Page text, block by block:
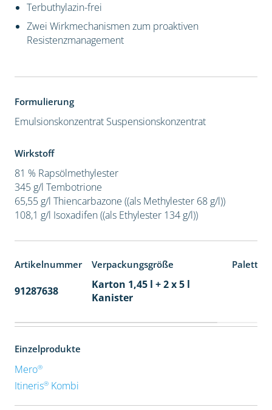
Terbuthylazin-frei
Zwei Wirkmechanismen zum proaktiven
Resistenzmanagement
Formulierung
Emulsionskonzentrat Suspensionskonzentrat
Wirkstoff
81 % Rapsölmethylester
345 g/l Tembotrione
65,55 g/l Thiencarbazone ((als Methylester 68 g/l))
108,1 g/l Isoxadifen ((als Ethylester 134 g/l))
Artikelnummer Verpackungsgröße
91287638
Karton 1,45 l + 2 x 5 l
Kanister
Einzelprodukte
Mero®
Itineris®Kombi